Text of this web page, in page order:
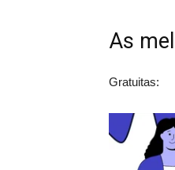
As
Gratuitas: